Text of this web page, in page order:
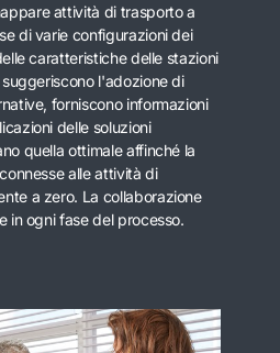
attività di trasporto a
di varie configurazioni dei
caratteristiche delle stazioni
l'adozione di
forniscono informazioni
delle soluzioni
quella ottimale affinché la
alle attività di
a zero. La collaborazione
in ogni fase del processo.